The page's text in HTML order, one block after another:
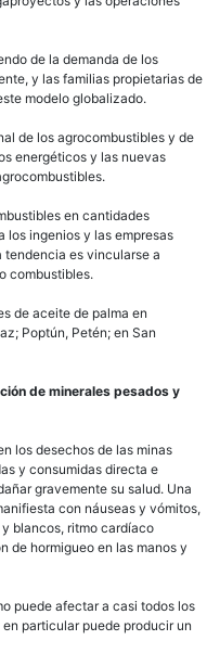
de la demanda de los
y las familias propietarias de
modelo globalizado.
de los agrocombustibles y de
energéticos y las nuevas
en cantidades
los ingenios y las empresas
tendencia es vincularse a
combustibles.
de aceite de palma en
Poptún, Petén; en San
de minerales pesados y
los desechos de las minas
y consumidas directa e
gravemente su salud. Una
con náuseas y vómitos,
blancos, ritmo cardíaco
de hormigueo en las manos y
puede afectar a casi todos los
particular puede producir un